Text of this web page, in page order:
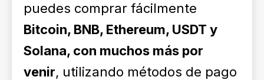
puedes comprar fácilmente
Bitcoin, BNB, Ethereum, USDT y
Solana, con muchos más por
venir, utilizando métodos de pago